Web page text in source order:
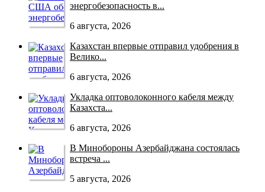
энергобезопасность в...
6 августа, 2026
Казахстан впервые отправил удобрения в
Велико...
6 августа, 2026
Укладка оптоволоконного кабеля между
Казахста...
6 августа, 2026
В Минобороны Азербайджана состоялась
встреча ...
5 августа, 2026